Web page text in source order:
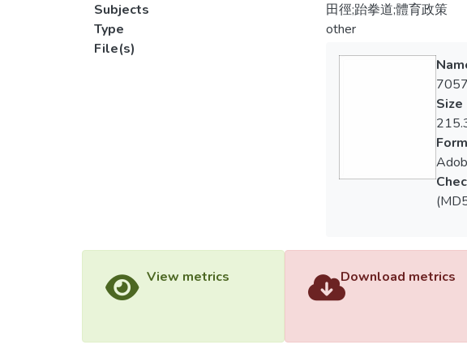
Subjects
田徑;跆拳道;體育政策
Type
other
File(s)
Size
View metrics Download metrics